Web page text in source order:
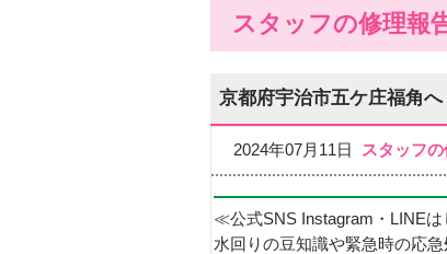
スタッフの修理報
京都府宇治市五ケ庄福角
2024年07月11日 スタッフ
≪公式SNS Instagram・LINE
水回りの豆知識や緊急時の応